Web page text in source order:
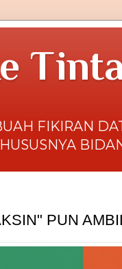
FIKIRAN
PUN